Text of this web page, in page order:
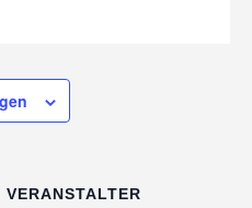
VERANSTALTER